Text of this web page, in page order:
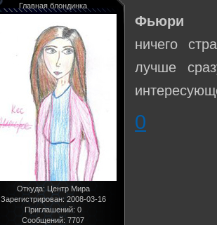
Главная блондинка
Откуда:Центр Мира
Зарегистрирован: 2008-03-16
Приглашений: 0
Сообщений: 7707
Фьюри
ничего
лучше
0